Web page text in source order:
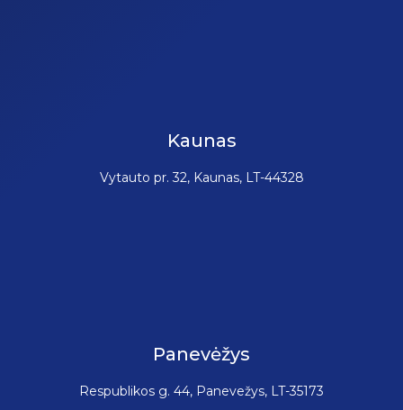
Kaunas
Vytauto pr. 32, Kaunas, LT-44328
Panevėžys
Respublikos g. 44, Panevežys, LT-35173